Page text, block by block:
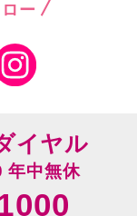
ー
イヤル
年中無休